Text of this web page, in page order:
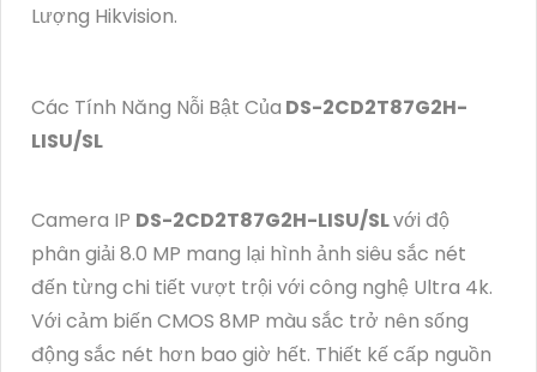
Lượng Hikvision.
Các Tính Năng Nỗi Bật Của DS-2CD2T87G2H-
LISU/SL
Camera IP DS-2CD2T87G2H-LISU/SLvới độ
phân giải 8.0 MP mang lại hình ảnh siêu sắc nét
đến từng chi tiết vượt trội với công nghệ Ultra 4k.
Với cảm biến CMOS 8MP màu sắc trở nên sống
động sắc nét hơn bao giờ hết. Thiết kế cấp nguồn